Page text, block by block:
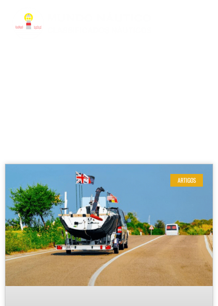
ARTIGOS